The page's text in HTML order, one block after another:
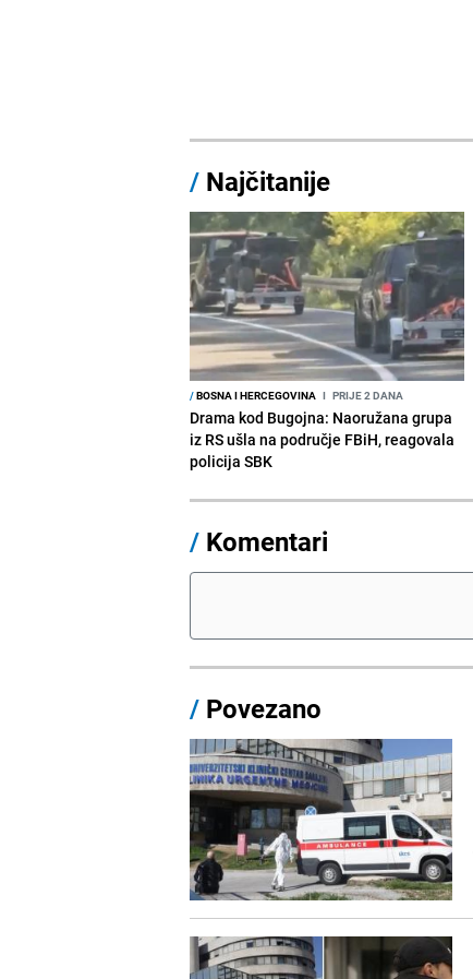
/ Najčitanije
/BOSNA I HERCEGOVINA I PRIJE 2 DANA
Drama kod Bugojna: Naoružana grupa
iz RS ušla na područje FBiH, reagovala
policija SBK
/ Komentari
/ Povezano